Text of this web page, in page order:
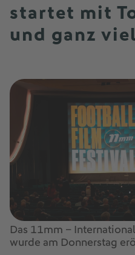
startet mit
und ganz
Das 11mm –
wurde am Donnerstag